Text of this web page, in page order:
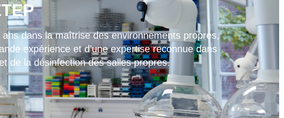
dans la maîtrise des environnements propres,
expérience et d’une expertise reconnue dans
de la désinfection des salles propres.